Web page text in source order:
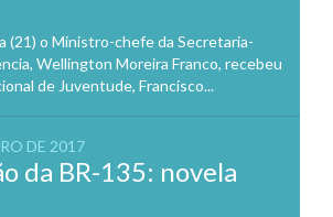
(21) o Ministro-chefe da Secretaria-
Wellington Moreira Franco, recebeu
de Juventude, Francisco...
DE 2017
da BR-135: novela